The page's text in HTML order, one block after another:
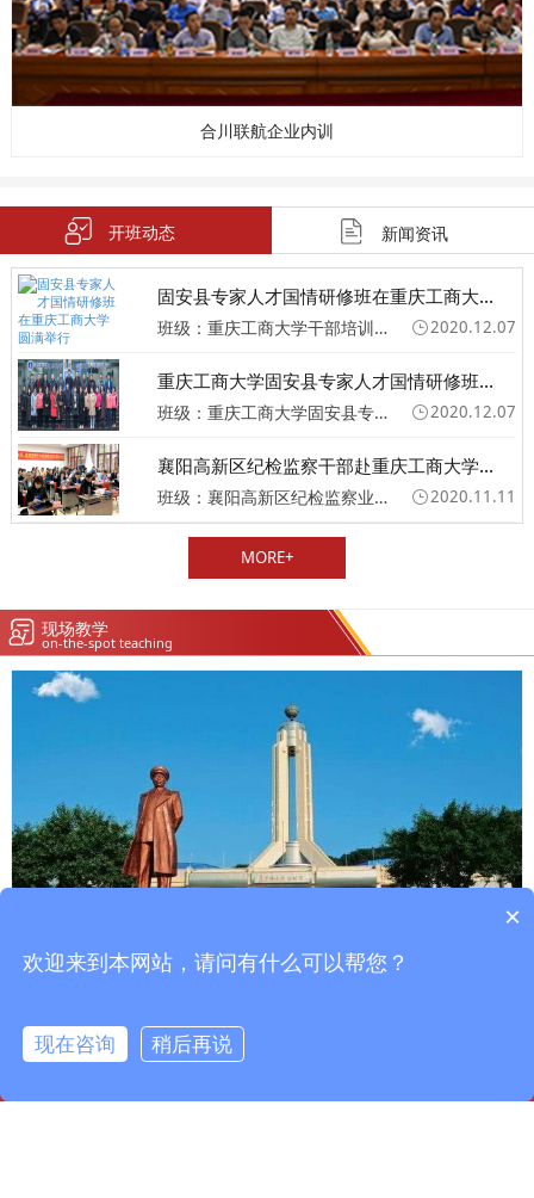
合川联航企业内训
开班动态 新闻资讯
固安县专家人才国情研修班在重庆工商大...
班级：重庆工商大学干部培训班 2020.12.07
重庆工商大学固安县专家人才国情研修班...
班级：重庆工商大学固安县专家人才国情研修班圆满举行 2020.12.07
襄阳高新区纪检监察干部赴重庆工商大学...
班级：襄阳高新区纪检监察业务专题培训班 2020.11.11
MORE+
现场教学
on-the-spot teaching
×
欢迎来到本网站，请问有什么可以帮您？
现在咨询 稍后再说